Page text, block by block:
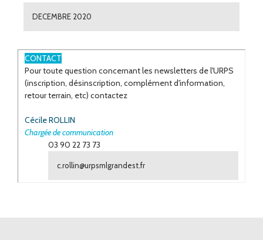
DECEMBRE 2020
CONTACT
Pour toute question concernant les newsletters de l'URPS
(inscription, désinscription, complément d'information,
retour terrain, etc) contactez
Cécile ROLLIN
Chargée de communication
03 90 22 73 73
c.rollin@urpsmlgrandest.fr